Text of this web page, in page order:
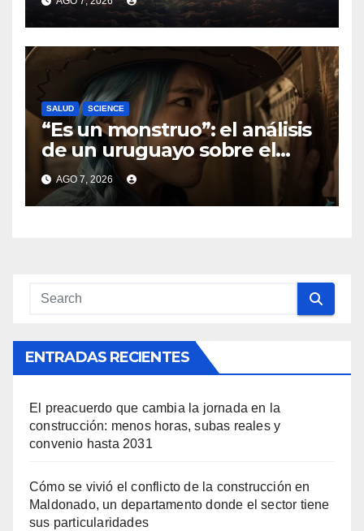
SALUD SCIENCE
“Es un monstruo”: el análisis
de un uruguayo sobre el
nuevo modelo de video de IA
que sorprendió al mundo
AGO 7, 2026
ENTRADAS RECIENTES
El preacuerdo que cambia la jornada en la
construcción: menos horas, subas reales y
convenio hasta 2031
Cómo se vivió el conflicto de la construcción en
Maldonado, un departamento donde el sector tiene
sus particularidades